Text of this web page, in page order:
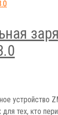
устройство
тех, кто